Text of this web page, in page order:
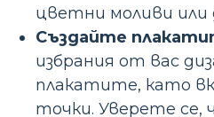
цветни моливи или
Създайте
избрания от вас
плакатите, като
точки. Уверете